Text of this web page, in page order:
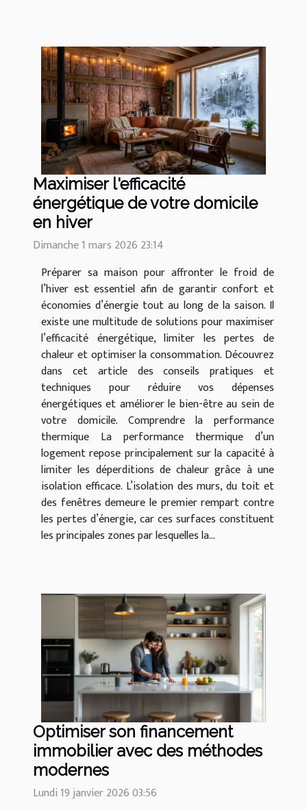
Maximiser l'efficacité
énergétique de votre domicile
en hiver
Dimanche 1 mars 2026 23:14
Préparer sa maison pour affronter le froid de
l’hiver est essentiel afin de garantir confort et
économies d’énergie tout au long de la saison. Il
existe une multitude de solutions pour maximiser
l’efficacité énergétique, limiter les pertes de
chaleur et optimiser la consommation. Découvrez
dans cet article des conseils pratiques et
techniques pour réduire vos dépenses
énergétiques et améliorer le bien-être au sein de
votre domicile. Comprendre la performance
thermique La performance thermique d’un
logement repose principalement sur la capacité à
limiter les déperditions de chaleur grâce à une
isolation efficace. L’isolation des murs, du toit et
des fenêtres demeure le premier rempart contre
les pertes d’énergie, car ces surfaces constituent
les principales zones par lesquelles la...
Optimiser son financement
immobilier avec des méthodes
modernes
Lundi 19 janvier 2026 03:56